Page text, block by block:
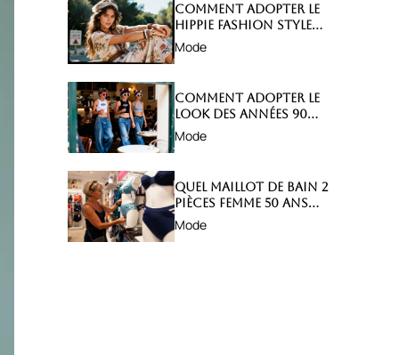
Comment adopter le
hippie fashion style
avec élégance ?
Mode
Comment adopter le
look des années 90
avec style ?
Mode
Quel maillot de bain 2
pièces femme 50 ans
choisir ?
Mode